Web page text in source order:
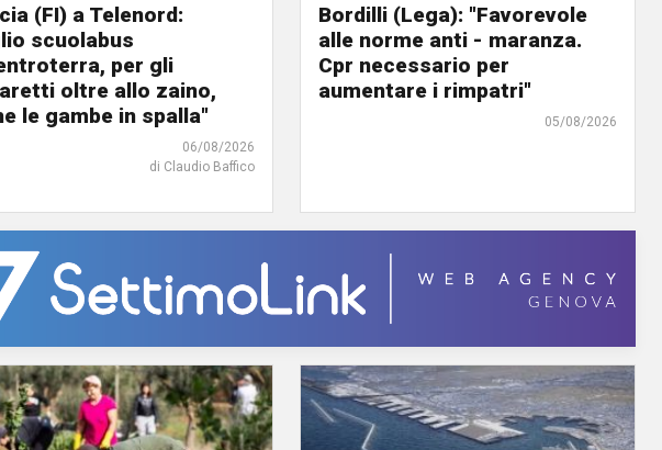
(FI) a Telenord:
scuolabus
per gli
oltre allo zaino,
le gambe in spalla"
06/08/2026
di Claudio Baffico
Bordilli (Lega): "Favorevole
alle norme anti - maranza.
Cpr necessario per
aumentare i rimpatri"
05/08/2026